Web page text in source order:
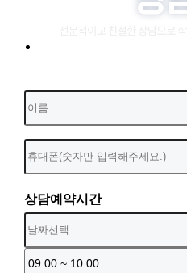
상담예약시간